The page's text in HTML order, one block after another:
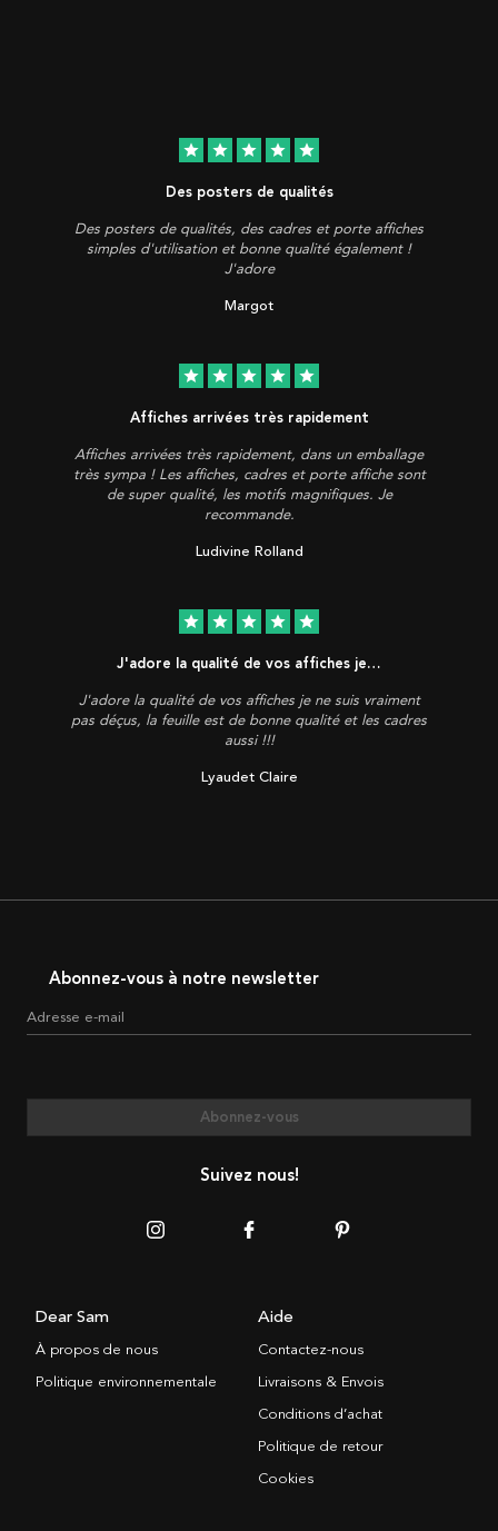
star star star star star
Des posters de qualités
Des posters de qualités, des cadres et porte affiches
simples d'utilisation et bonne qualité également !
J'adore
Margot
star star star star star
Affiches arrivées très rapidement
Affiches arrivées très rapidement, dans un emballage
très sympa ! Les affiches, cadres et porte affiche sont
de super qualité, les motifs magnifiques. Je
recommande.
Ludivine Rolland
star star star star star
J'adore la qualité de vos affiches je…
J'adore la qualité de vos affiches je ne suis vraiment
pas déçus, la feuille est de bonne qualité et les cadres
aussi !!!
Lyaudet Claire
Abonnez-vous à notre newsletter
Adresse e-mail
Abonnez-vous
Suivez nous!
Dear Sam
À propos de nous
Politique environnementale
Aide
Contactez-nous
Livraisons & Envois
Conditions d’achat
Politique de retour
Cookies